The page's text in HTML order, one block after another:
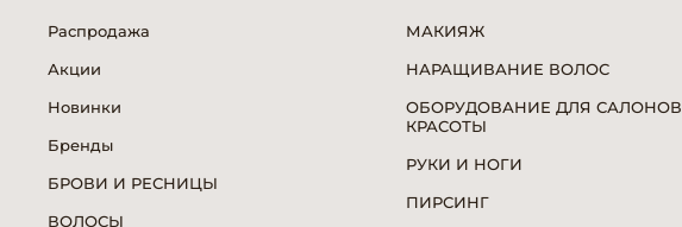
Распродажа
Акции
Новинки
Бренды
БРОВИ И РЕСНИЦЫ
ВОЛОСЫ
МАКИЯЖ
НАРАЩИВАНИЕ ВОЛОС
ОБОРУДОВАНИЕ ДЛЯ САЛОНОВ
КРАСОТЫ
РУКИ И НОГИ
ПИРСИНГ